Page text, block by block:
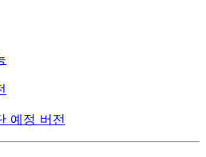
예정 버전